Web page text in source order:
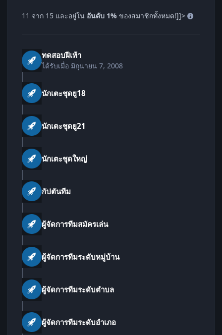
11 จาก 15 และอยู่ใน อันดับ 1% ของสมาชิกทั้งหมด!]]>
ทดสอบฝีเท้า
ได้รับเมื่อ มิถุนายน 7, 2008
นักเตะชุดยู18
นักเตะชุดยู21
นักเตะชุดใหญ่
กัปตันทีม
ผู้จัดการทีมสมัครเล่น
ผู้จัดการทีมระดับหมู่บ้าน
ผู้จัดการทีมระดับตำบล
ผู้จัดการทีมระดับอำเภอ